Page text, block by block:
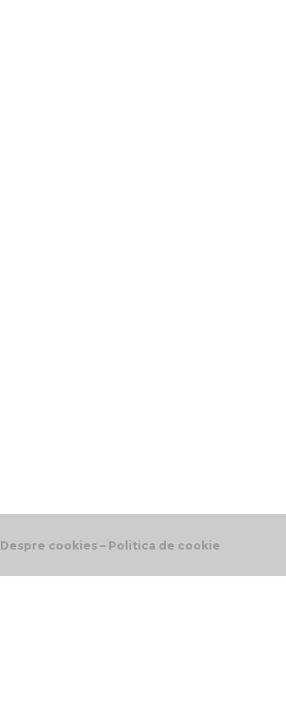
Despre cookies – Politica de cookie